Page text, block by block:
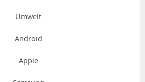
Umwelt
Android
Apple